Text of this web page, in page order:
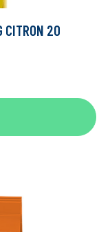
CITRON 20